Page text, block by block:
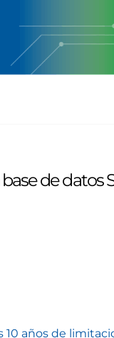
de
10 años de